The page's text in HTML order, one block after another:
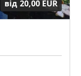
від 20,00 EUR